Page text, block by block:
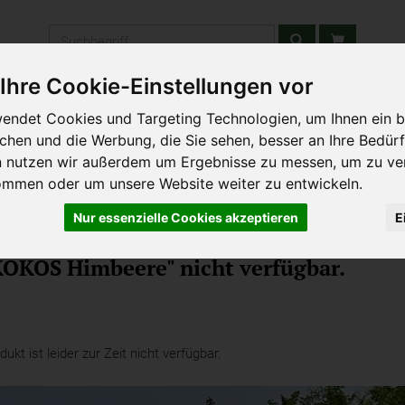
Cookie-Einstellungen vor
Cookies und Targeting Technologien, um Ihnen ein
und die Werbung, die Sie sehen, besser an Ihre
nutzen wir außerdem um Ergebnisse zu messen, um zu
oder um unsere Website weiter zu entwickeln.
Nur essenzielle Cookies akzeptieren
& Schulen Liefergebiet Wochenmarkt Unsere
Himbeere" nicht verfügbar.
ist leider zur Zeit nicht verfügbar.